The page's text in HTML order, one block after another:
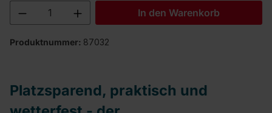
Produkt Anzahl: Gib den gewünschten
In den Warenkorb
Produktnummer: 87032
Platzsparend, praktisch und